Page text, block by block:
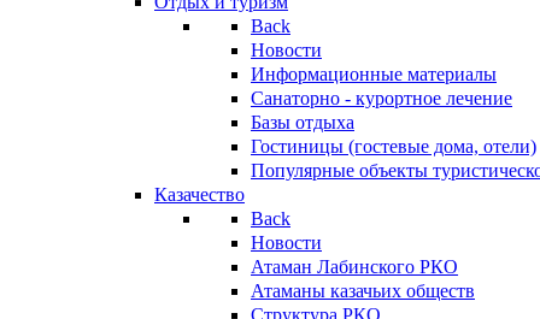
Back
Новости
Информационные материалы
Санаторно - курортное лечение
Базы отдыха
Гостиницы (гостевые дома, отели)
Популярные объекты
Казачество
Back
Новости
Атаман Лабинского РКО
Атаманы казачьих обществ
Структура РКО